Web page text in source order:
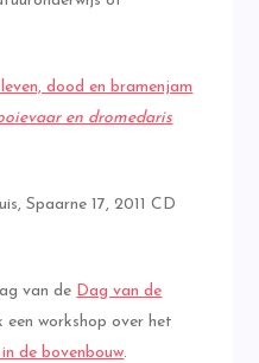
dood en bramenjam
en dromedaris
Spaarne 17, 2011 CD
van de Dag van de
een workshop over het
de bovenbouw.